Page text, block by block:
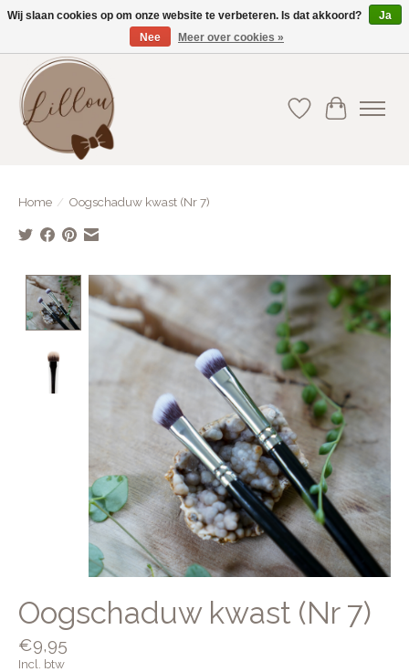
Gratis verzending vanaf €75(BE) en €100(NL)
Verlanglijst
Home / Oogschaduw kwast (Nr 7)
Product image slideshow Items
Oogschaduw kwast (Nr 7)
€9,95
Incl. btw
Wij slaan cookies op om onze website te verbeteren. Is dat akkoord?
Ja
Nee
Meer over cookies »